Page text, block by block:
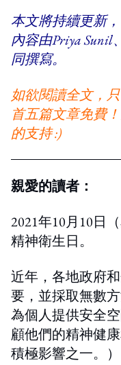
本文將持續更新
內容由Priya Sunil
同撰寫。
如欲閱讀全文，
首五篇文章免費
的支持 :)
親愛的讀者：
2021年10月10日
精神衛生日。
近年，各地政府
要，並採取無數
為個人提供安全
顧他們的精神健
積極影響之一。）